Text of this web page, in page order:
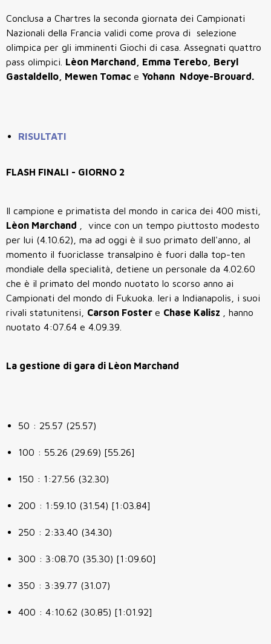
Conclusa a Chartres la seconda giornata dei Campionati
Nazionali della Francia validi come prova di selezione
olimpica per gli imminenti Giochi di casa. Assegnati quattro
pass olimpici. Lèon Marchand, Emma Terebo, Beryl
Gastaldello, Mewen Tomac e Yohann Ndoye-Brouard.
RISULTATI
FLASH FINALI - GIORNO 2
Il campione e primatista del mondo in carica dei 400 misti,
Lèon Marchand
, vince con un tempo piuttosto modesto
per lui (4.10.62), ma ad oggi è il suo primato dell'anno, al
momento il fuoriclasse transalpino è fuori dalla top-ten
mondiale della specialità, detiene un personale da 4.02.60
che è il primato del mondo nuotato lo scorso anno ai
Campionati del mondo di Fukuoka. Ieri a Indianapolis, i suoi
rivali statunitensi, Carson Foster e Chase Kalisz
, hanno
nuotato 4:07.64 e 4.09.39.
La gestione di gara di Lèon Marchand
50 : 25.57 (25.57)
100 : 55.26 (29.69) [55.26]
150 : 1:27.56 (32.30)
200 : 1:59.10 (31.54) [1:03.84]
250 : 2:33.40 (34.30)
300 : 3:08.70 (35.30) [1:09.60]
350 : 3:39.77 (31.07)
400 : 4:10.62 (30.85) [1:01.92]